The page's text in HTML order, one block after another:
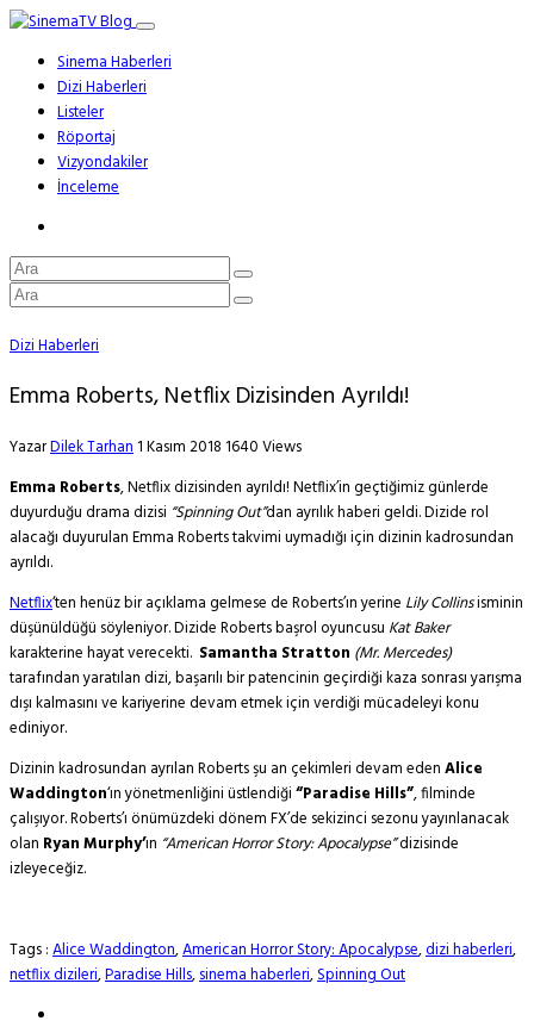
Sinema Haberleri
Dizi Haberleri
Listeler
Röportaj
Vizyondakiler
İnceleme
Dizi Haberleri
Emma Roberts, Netflix Dizisinden Ayrıldı!
YazarDilek Tarhan1 Kasım 2018 1640 Views
Emma Roberts, Netflix dizisinden ayrıldı! Netflix’in geçtiğimiz günlerde
duyurduğu drama dizisi “Spinning Out”dan ayrılık haberi geldi. Dizide rol
alacağı duyurulan Emma Roberts takvimi uymadığı için dizinin kadrosundan
ayrıldı.
Netflix‘ten henüz bir açıklama gelmese de Roberts’ın yerine Lily Collinsisminin
düşünüldüğü söyleniyor. Dizide Roberts başrol oyuncusu Kat Baker
karakterine hayat verecekti. Samantha Stratton (Mr. Mercedes)
tarafından yaratılan dizi, başarılı bir patencinin geçirdiği kaza sonrası yarışma
dışı kalmasını ve kariyerine devam etmek için verdiği mücadeleyi konu
ediniyor.
Dizinin kadrosundan ayrılan Roberts şu an çekimleri devam edenAlice
Waddington‘ın yönetmenliğini üstlendiği“Paradise Hills”, filminde
çalışıyor. Roberts’ı önümüzdeki dönem FX’de sekizinci sezonu yayınlanacak
olan Ryan Murphy’ın “American Horror Story: Apocalypse”dizisinde
izleyeceğiz.
Tags :Alice Waddington,American Horror Story: Apocalypse,dizi haberleri,
netflix dizileri,Paradise Hills,sinema haberleri,Spinning Out